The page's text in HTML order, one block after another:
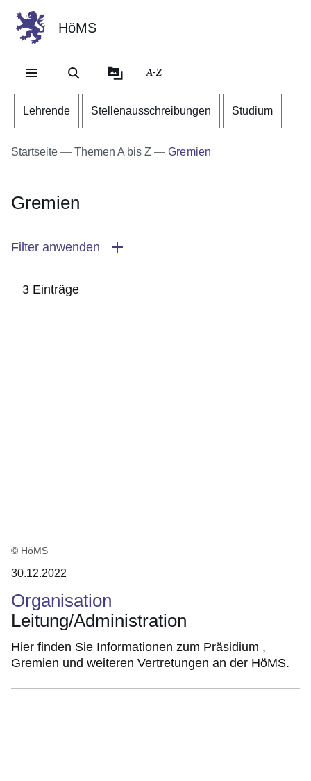
HöMS
A-Z
Lehrende Stellenausschreibungen Studium
Startseite Themen A bis Z Gremien
Gremien
Filter anwenden
3 Einträge
© HöMS
30.12.2022
Organisation
Leitung/Administration
Hier finden Sie Informationen zum Präsidium ,
Gremien und weiteren Vertretungen an der HöMS.